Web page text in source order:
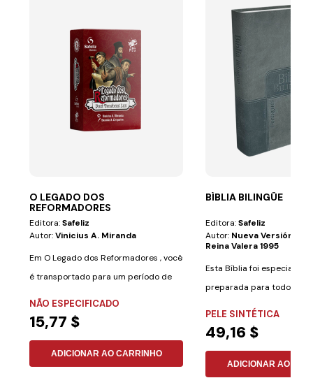
O LEGADO DOS
REFORMADORES
Editora:Safeliz
Autor:Vinicius A. Miranda
Em O Legado dos Reformadores , você
é transportado para um período de
NÃO ESPECIFICADO
15,77 $
ADICIONAR AO CARRINHO
BÍBLIA BILINGÜE
Editora:Safeliz
Autor: Nueva Versión
Reina Valera 1995
Esta Bíblia foi
preparada para todos
desejam aprender...
PELE SINTÉTICA
49,16 $
ADICIONAR AO